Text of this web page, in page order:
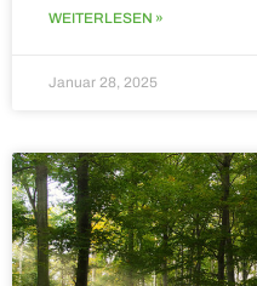
WEITERLESEN »
Januar 28, 2025